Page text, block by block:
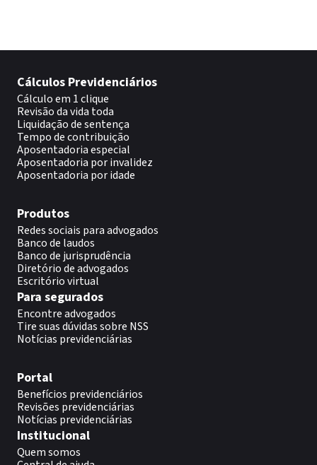
Cálculos Previdenciários
Cálculo em 1 clique
Revisão da vida toda
Liquidação de sentença
Tempo de contribuição
Aposentadoria especial
Aposentadoria por invalidez
Aposentadoria por idade
Produtos
Redes sociais para advogados
Banco de laudos
Banco de jurisprudência
Diretório de advogados
Escritório virtual
Para segurados
Encontre advogados
Tire suas dúvidas sobre NSS
Notícias previdenciárias
Portal
Benefícios previdenciários
Revisões previdenciárias
Notícias previdenciárias
Institucional
Quem somos